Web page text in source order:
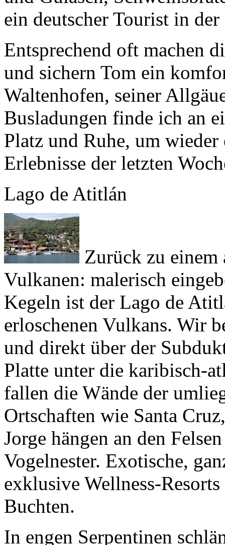
Entsprechend oft machen
und sichern Tom ein
Waltenhofen, seiner
Busladungen finde ich an
Platz und Ruhe, um wieder
Erlebnisse der letzten
Lago de Atitlán
Vulkanen: malerisch
Kegeln ist der Lago de
erloschenen Vulkans. Wir
und direkt über der
Platte unter die karibisch-
fallen die Wände der
Ortschaften wie Santa
Jorge hängen an den
Vogelnester. Exotische,
exklusive Wellness-
Buchten.
In engen Serpentinen
der tausend Meter höher